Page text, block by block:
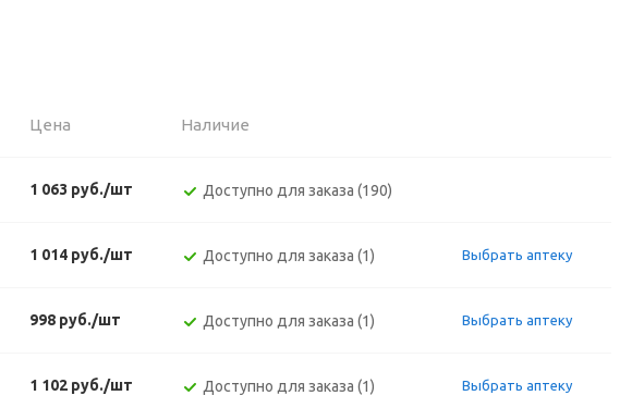
Цена Наличие
1 063 руб./шт Доступно для заказа (190)
1 014 руб./шт Доступно для заказа (1) Выбрать аптеку
998 руб./шт Доступно для заказа (1) Выбрать аптеку
1 102 руб./шт Доступно для заказа (1) Выбрать аптеку